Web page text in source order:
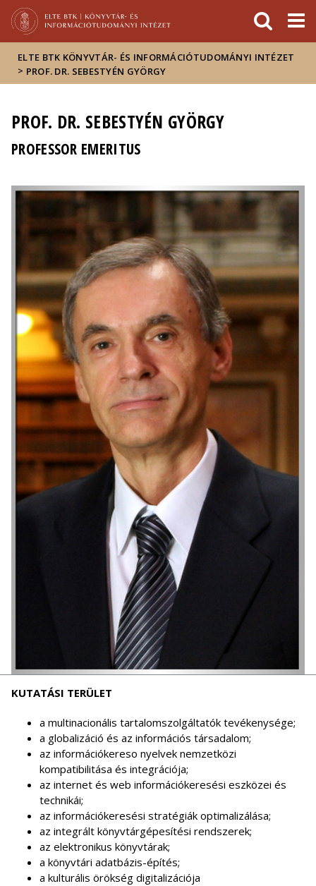
Hírek
Események
ELTE a
sajtóban
ELTE BTK KÖNYVTÁR- ÉS INFORMÁCIÓTUDOMÁNYI INTÉZET
> PROF. DR. SEBESTYÉN GYÖRGY
PROF. DR. SEBESTYÉN GYÖRGY
PROFESSOR EMERITUS
KUTATÁSI TERÜLET
a multinacionális tartalomszolgáltatók tevékenysége;
a globalizáció és az információs társadalom;
az információkereso nyelvek nemzetközi
kompatibilitása és integrációja;
az internet és web információkeresési eszközei és
technikái;
az információkeresési stratégiák optimalizálása;
az integrált könyvtárgépesítési rendszerek;
az elektronikus könyvtárak;
a könyvtári adatbázis-építés;
a kulturális örökség digitalizációja